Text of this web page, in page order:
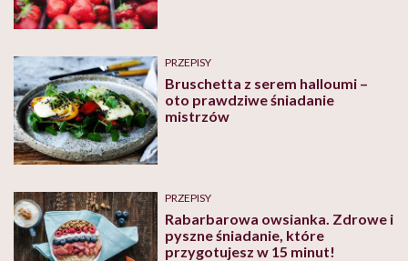
PRZEPISY
Bruschetta z serem halloumi –
oto prawdziwe śniadanie
mistrzów
PRZEPISY
Rabarbarowa owsianka. Zdrowe i
pyszne śniadanie, które
przygotujesz w 15 minut!